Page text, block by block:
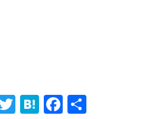
Twitter
Hatena共